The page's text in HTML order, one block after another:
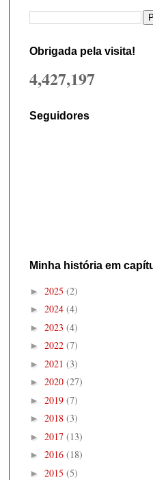
Obrigada pela visita!
4,427,197
Seguidores
Minha história em
► 2025 (2)
► 2024 (4)
► 2023 (4)
► 2022 (7)
► 2021 (3)
► 2020 (27)
► 2019 (7)
► 2018 (3)
► 2017 (13)
► 2016 (18)
► 2015 (5)